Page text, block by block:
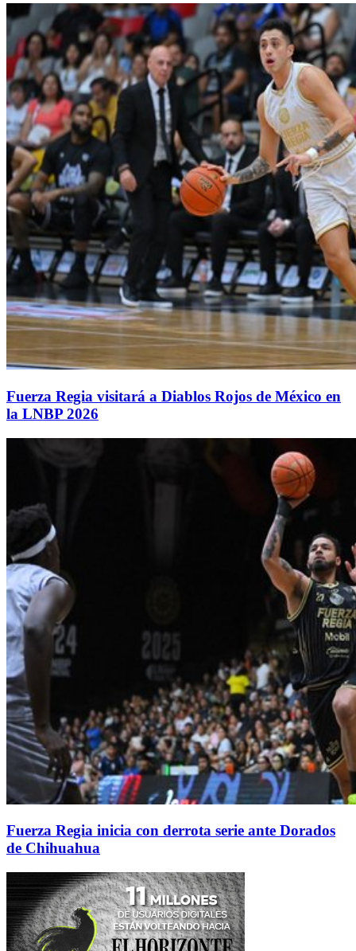
Fuerza Regia visitará a Diablos Rojos de México en
la LNBP 2026
Fuerza Regia inicia con derrota serie ante Dorados
de Chihuahua